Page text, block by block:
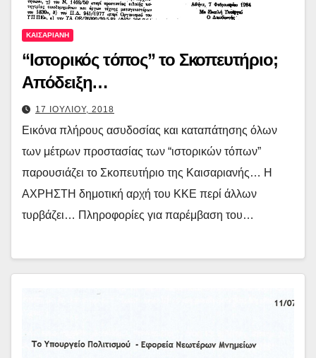
ΚΑΙΣΑΡΙΑΝΗ
“Ιστορικός τόπος” το Σκοπευτήριο;
Απόδειξη…
17 ΙΟΥΛΙΟΥ, 2018
Εικόνα πλήρους ασυδοσίας και καταπάτησης όλων
των μέτρων προστασίας των “ιστορικών τόπων”
παρουσιάζει το Σκοπευτήριο της Καισαριανής… Η
ΑΧΡΗΣΤΗ δημοτική αρχή του ΚΚΕ περί άλλων
τυρβάζει… Πληροφορίες για παρέμβαση του…